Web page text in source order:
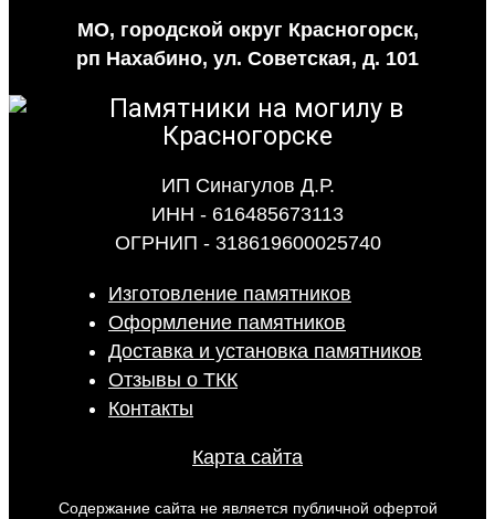
МО, городской округ Красногорск,
рп Нахабино, ул. Советская, д. 101
ИП Синагулов Д.Р.
ИНН - 616485673113
ОГРНИП - 318619600025740
Изготовление памятников
Оформление памятников
Доставка и установка памятников
Отзывы о ТКК
Контакты
Карта сайта
Содержание сайта не является публичной офертой